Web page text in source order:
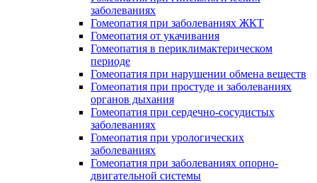
заболеваниях
Гомеопатия при заболеваниях ЖКТ
Гомеопатия от укачивания
Гомеопатия в периклимактерическом
периоде
Гомеопатия при нарушении обмена веществ
Гомеопатия при простуде и заболеваниях
органов дыхания
Гомеопатия при сердечно-сосудистых
заболеваниях
Гомеопатия при урологических
заболеваниях
Гомеопатия при заболеваниях опорно-
двигательной системы